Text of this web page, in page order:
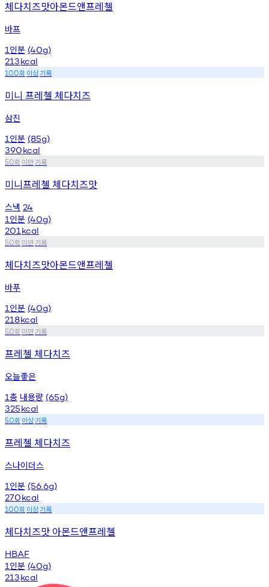
체다치즈맛아몬드앤프레첼
바프
1 인분 (40g)
213kcal
100회 이상기록
미니 프레첼 체다치즈
삼진
1 인분 (85g)
390kcal
50회 미만기록
미니프레첼 체다치즈맛
스낵 24
1 인분 (40g)
201 kcal
50회 미만기록
체다치즈맛아몬드앤프레첼
바푸
1 인분 (40g)
218kcal
50회 미만기록
프레첼 체다치즈
오늘좋은
1총 내용량 (65g)
325kcal
50회 이상기록
프레첼 체다치즈
스나이더스
1 인분 (56.6g)
270kcal
100회 이상기록
체다치즈맛 아몬드앤프레첼
HBAF
1 인분 (40g)
213kcal